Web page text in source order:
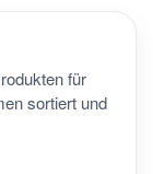
für
sortiert und